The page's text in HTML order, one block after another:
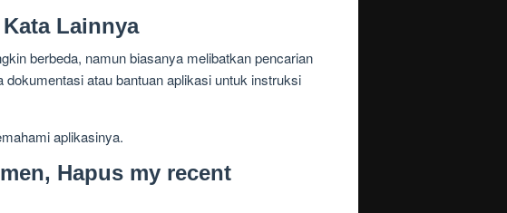
Lainnya
berbeda, namun biasanya melibatkan pencarian
dokumentasi atau bantuan aplikasi untuk instruksi
aplikasinya.
Hapus my recent